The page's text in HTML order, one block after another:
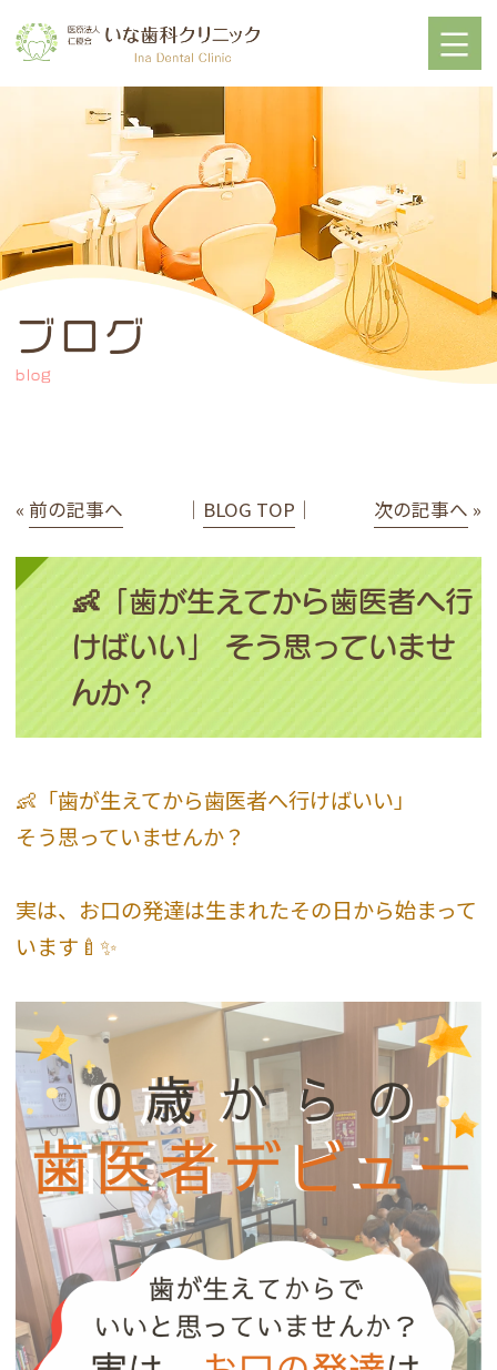
ブログ
blog
« 前の記事へ │ BLOG TOP │ 次の記事へ »
👶「歯が生えてから歯医者へ行
けばいい」 そう思っていませ
んか？
👶「歯が生えてから歯医者へ行けばいい」
そう思っていませんか？
実は、お口の発達は生まれたその日から始まって
います🍼✨